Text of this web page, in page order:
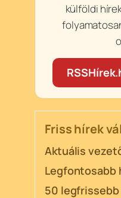
külföldi
Friss hírek
Aktuális
Legfontosabb
50